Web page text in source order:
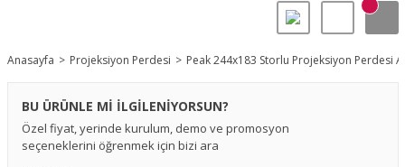
Anasayfa Projeksiyon Perdesi Peak 244x183 Storlu Projeksiyon Perdesi
BU ÜRÜNLE Mİ İLGİLENİYORSUN?
Özel fiyat, yerinde kurulum, demo ve promosyon
seçeneklerini öğrenmek için bizi ara